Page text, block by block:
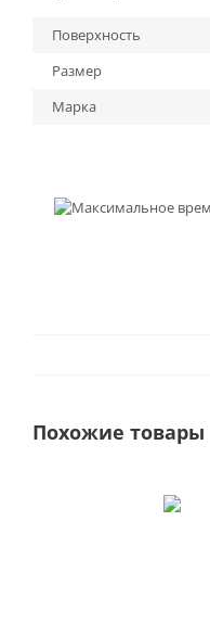
Поверхность
Размер
Марка
Похожие товары